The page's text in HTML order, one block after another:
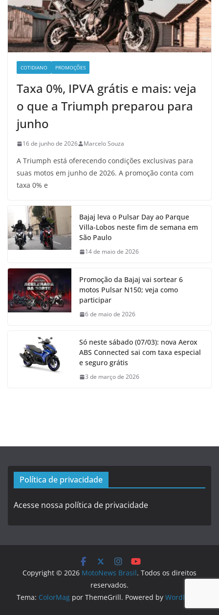
COTIDIANO PROMOÇÕES
Taxa 0%, IPVA grátis e mais: veja
o que a Triumph preparou para
junho
16 de junho de 2026 Marcelo Souza
A Triumph está oferecendo condições exclusivas para
suas motos em junho de 2026. A promoção conta com
taxa 0% e
Bajaj leva o Pulsar Day ao Parque
Villa-Lobos neste fim de semana em
São Paulo
14 de maio de 2026
Promoção da Bajaj vai sortear 6
motos Pulsar N150; veja como
participar
6 de maio de 2026
Só neste sábado (07/03): nova Aerox
ABS Connected sai com taxa especial
e seguro grátis
3 de março de 2026
Política de privacidade
Acesse nossa política de privacidade
Copyright © 2026 MotoNews Brasil. Todos os direitos
reservados.
Tema: ColorMag por ThemeGrill. Powered by WordPress